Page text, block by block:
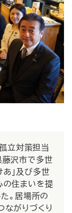
立対策担当
藤沢市で多世
」及び多世
の住まいを提
。居場所の
ながりづくり